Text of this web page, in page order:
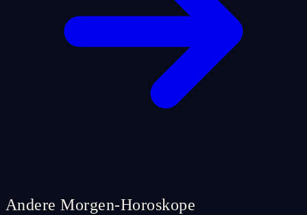
Andere Morgen-Horoskope